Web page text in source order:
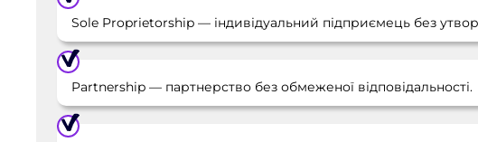
Sole Proprietorship — індивідуальний підприємець без
Partnership — партнерство без обмеженої відповідальності.